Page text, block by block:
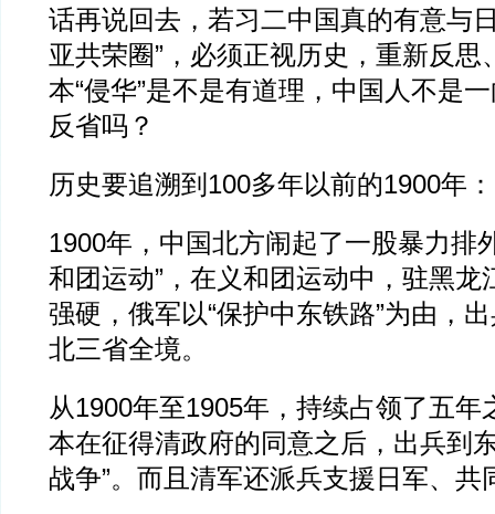
话再说回去，若习二中国真的有意与
亚共荣圈”，必须正视历史，重新反思
本“侵华”是不是有道理，中国人不是
反省吗？
历史要追溯到100多年以前的1900年：
1900年，中国北方闹起了一股暴力排
和团运动”，在义和团运动中，驻黑龙
强硬，俄军以“保护中东铁路”为由，
北三省全境。
从1900年至1905年，持续占领了五年
本在征得清政府的同意之后，出兵到
战争”。而且清军还派兵支援日军、共